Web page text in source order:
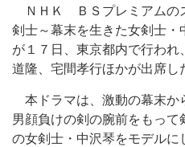
ＮＨＫ ＢＳプレミアムの
剣士～幕末を生きた女剣士
が１７日、東京都内で行わ
道隆、宅間孝行ほかが出席し
本ドラマは、激動の幕末か
男顔負けの剣の腕前をもっ
の女剣士・中沢琴をモデル